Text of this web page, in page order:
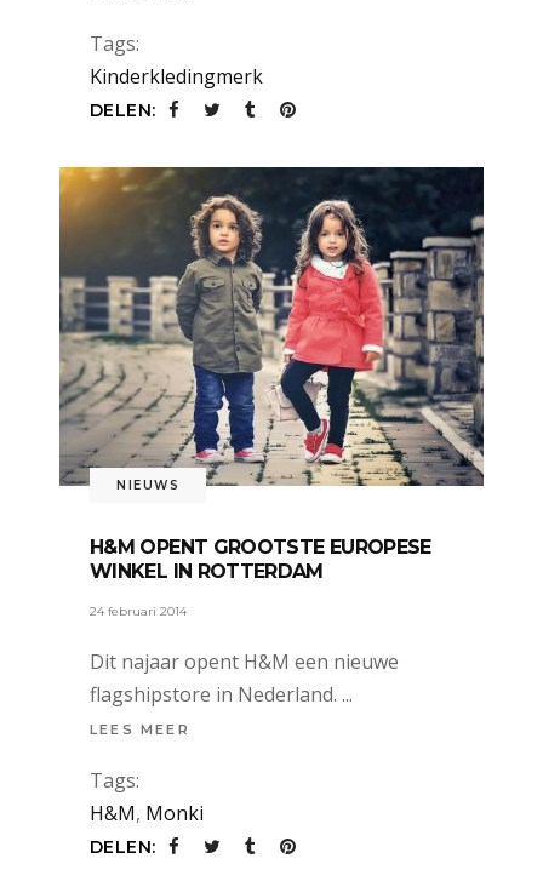
Tags:
Kinderkledingmerk
DELEN:
NIEUWS
H&M OPENT GROOTSTE EUROPESE
WINKEL IN ROTTERDAM
24 februari 2014
Dit najaar opent H&M een nieuwe
flagshipstore in Nederland.
LEES MEER
Tags:
H&M, Monki
DELEN: